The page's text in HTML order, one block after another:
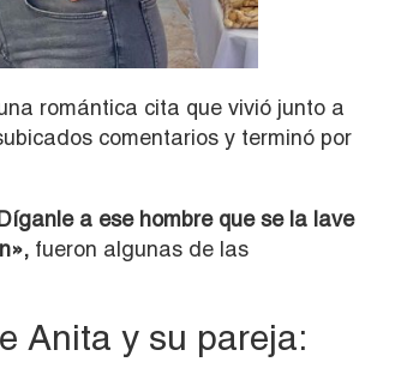
romántica cita que vivió junto a
comentarios y terminó por
a ese hombre que se la lave
fueron algunas de las
Anita y su pareja: